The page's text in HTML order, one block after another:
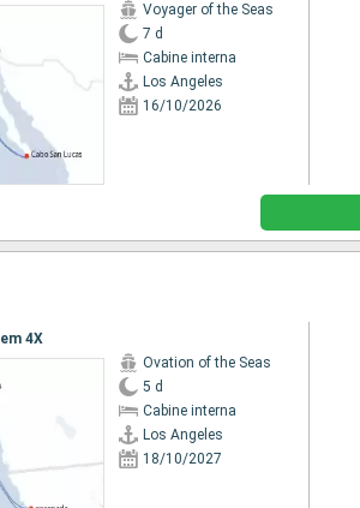
Voyager of the Seas
7 d
Cabine interna
Los Angeles
16/10/2026
4X
Ovation of the Seas
5 d
Cabine interna
Los Angeles
18/10/2027